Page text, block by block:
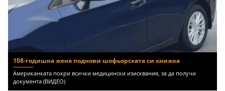
108-годишна жена поднови шофьорската си книжка
Американката покри всички медицински изисквания, за да получи
документа (ВИДЕО)